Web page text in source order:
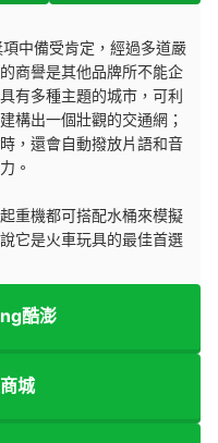
中備受肯定，經過多道嚴
商譽是其他品牌所不能企
有多種主題的城市，可利
構出一個壯觀的交通網；
，還會自動撥放片語和音
。
重機都可搭配水桶來模擬
它是火車玩具的最佳首選
酷澎
城